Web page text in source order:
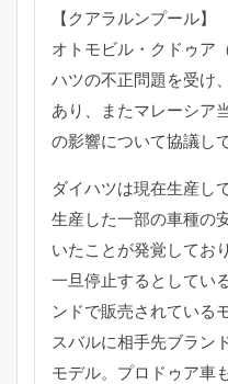
【クアラルンプール
オトモビル・クドゥア
ハツの不正問題を受け
あり、またマレーシア
の影響について協議し
ダイハツは現在生産し
生産した一部の車種の
いたことが発覚してお
一旦停止するとしてい
ンドで販売されている
スバルに相手先ブラン
モデル。プロドゥア車